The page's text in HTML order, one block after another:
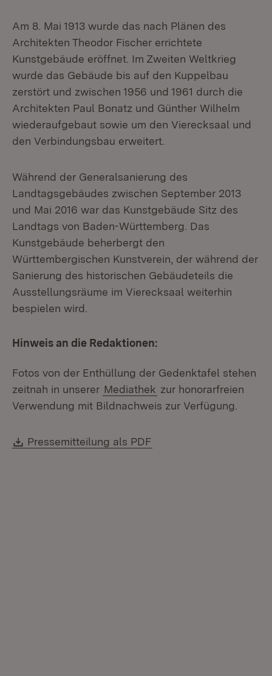
Am 8. Mai 1913 wurde das nach Plänen des
Architekten Theodor Fischer errichtete
Kunstgebäude eröffnet. Im Zweiten Weltkrieg
wurde das Gebäude bis auf den Kuppelbau
zerstört und zwischen 1956 und 1961 durch die
Architekten Paul Bonatz und Günther Wilhelm
wiederaufgebaut sowie um den Vierecksaal und
den Verbindungsbau erweitert.
Während der Generalsanierung des
Landtagsgebäudes zwischen September 2013
und Mai 2016 war das Kunstgebäude Sitz des
Landtags von Baden-Württemberg. Das
Kunstgebäude beherbergt den
Württembergischen Kunstverein, der während der
Sanierung des historischen Gebäudeteils die
Ausstellungsräume im Vierecksaal weiterhin
bespielen wird.
Hinweis an die Redaktionen:
Fotos von der Enthüllung der Gedenktafel stehen
zeitnah in unserer Mediathek zur honorarfreien
Verwendung mit Bildnachweis zur Verfügung.
Download:
Pressemitteilung als PDF